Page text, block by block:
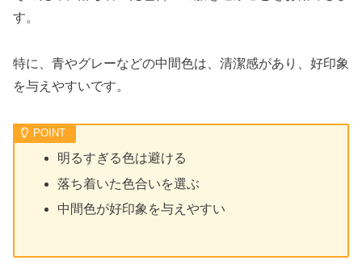
す。
特に、青やグレーなどの中間色は、清潔感があり、好印象
を与えやすいです。
明るすぎる色は避ける
落ち着いた色合いを選ぶ
中間色が好印象を与えやすい